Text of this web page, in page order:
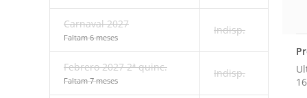
Carnaval 2027
Faltam 6 meses
Indisp.
Febrero 2027 2ª quinc.
Faltam 7 meses
Indisp.